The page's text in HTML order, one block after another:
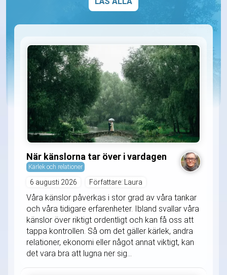
När känslorna tar över i vardagen
Kärlek och relationer
6 augusti 2026 Författare: Laura
Våra känslor påverkas i stor grad av våra tankar
och våra tidigare erfarenheter. Ibland svallar våra
känslor över riktigt ordentligt och kan få oss att
tappa kontrollen. Så om det gäller kärlek, andra
relationer, ekonomi eller något annat viktigt, kan
det vara bra att lugna ner sig...